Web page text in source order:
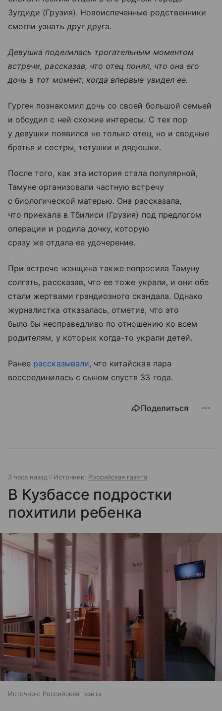
Зугдиди (Грузия). Новоиспеченные родственники
смогли узнать друг друга.
Девушка поделилась трогательным моментом
встречи, рассказав, что отец понял, что она его
дочь в тот момент, когда впервые увидел ее.
Гурген познакомил дочь со своей большой семьей
и обсудил с ней схожие интересы. С тех пор
у девушки появился не только отец, но и сводные
братья и сестры, тетушки и дядюшки.
После того, как эта история стала популярной,
Тамуне организовали частную встречу
с биологической матерью. Она рассказала,
что приехала в Тбилиси (Грузия) под предлогом
операции и родила дочку, которую
сразу же отдала ее удочерение.
При встрече женщина также попросила Тамуну
солгать, рассказав, что ее тоже украли, и они обе
стали жертвами грандиозного скандала. Однако
журналистка отказалась, отметив, что это
было бы несправедливо по отношению ко всем
родителям, у которых когда-то украли детей.
Ранее рассказывали, что китайская пара
воссоединилась с сыном спустя 33 года.
Поделиться
3 часа назад Источник: Российская газета
В Кузбассе подростки
похитили ребенка
Источник: Российская газета